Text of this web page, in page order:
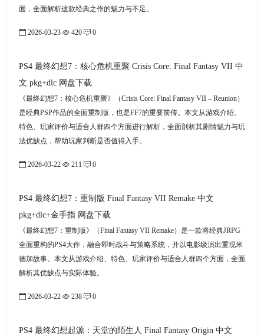
面，全面解析这款经典之作的魅力与不足。
2026-03-23 420 0
PS4 最终幻想7：核心危机重聚 Crisis Core: Final Fantasy VII 中
文 pkg+dlc 网盘下载
《最终幻想7：核心危机重聚》（Crisis Core: Final Fantasy VII – Reunion）
是经典PSP作品的全面重制版，也是FF7的重要前传。本文从游戏介绍、
特色、玩家评价与适合人群四个方面进行解析，全面剖析其剧情魅力与玩
法优缺点，帮助玩家判断是否值得入手。
2026-03-22 211 0
PS4 最终幻想7：重制版 Final Fantasy VII Remake 中文
pkg+dlc+金手指 网盘下载
《最终幻想7：重制版》（Final Fantasy VII Remake）是一款将经典JRPG
全面重构的PS4大作，融合即时战斗与策略系统，并以电影级演出重现米
德加故事。本文从游戏介绍、特色、玩家评价与适合人群四个方面，全面
解析其优缺点与实际体验。
2026-03-22 238 0
PS4 最终幻想起源：天堂的陌生人 Final Fantasy Origin 中文